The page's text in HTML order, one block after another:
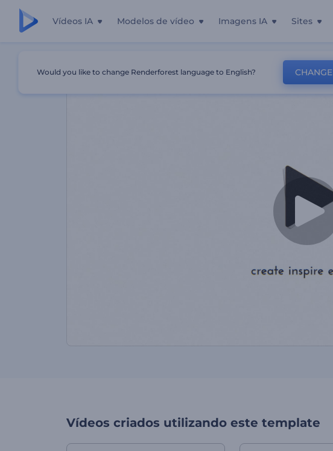
Vídeos IA Modelos de vídeo Imagens IA Sites
Vídeos criados utilizando este template
Would you like to change Renderforest language to English? CHANGE